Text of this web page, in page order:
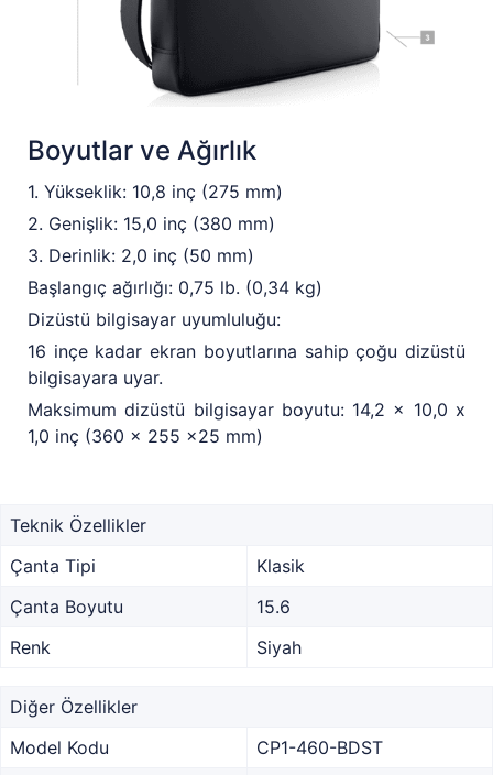
Boyutlar ve Ağırlık
1. Yükseklik: 10,8 inç (275 mm)
2. Genişlik: 15,0 inç (380 mm)
3. Derinlik: 2,0 inç (50 mm)
Başlangıç ağırlığı: 0,75 lb. (0,34 kg)
Dizüstü bilgisayar uyumluluğu:
16 inçe kadar ekran boyutlarına sahip çoğu dizüstü
bilgisayara uyar.
Maksimum dizüstü bilgisayar boyutu: 14,2 x 10,0 x
1,0 inç (360 x 255 x25 mm)
Teknik Özellikler
Çanta Tipi
Klasik
Çanta Boyutu
15.6
Renk
Siyah
Diğer Özellikler
Model Kodu
CP1-460-BDST